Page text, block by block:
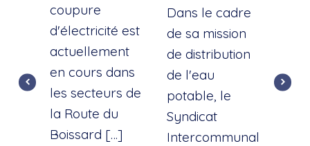
coupure
d'électricité est
actuellement
en cours dans
les secteurs de
la Route du
Boissard […]
Dans le cadre
de sa mission
de distribution
de l'eau
potable, le
Syndicat
Intercommunal